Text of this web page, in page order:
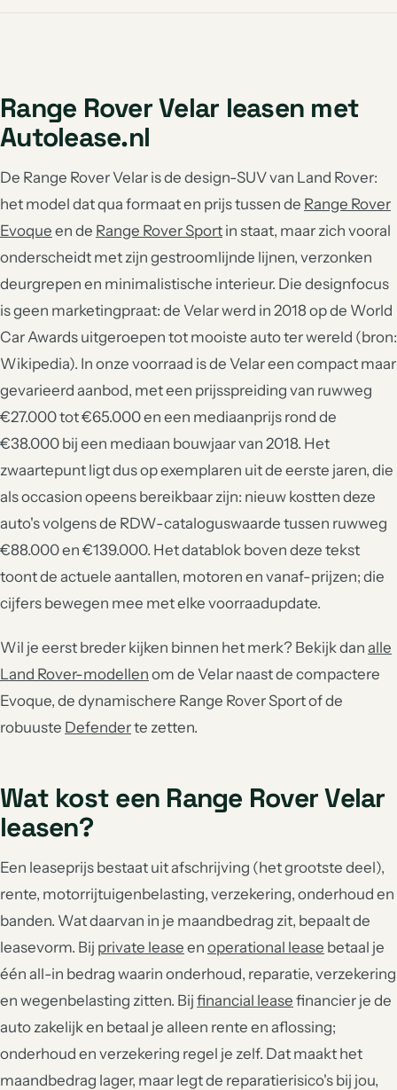
Range Rover Velar leasen met
Autolease.nl
De Range Rover Velar is de design-SUV van Land Rover:
het model dat qua formaat en prijs tussen de Range Rover
Evoque en de Range Rover Sport in staat, maar zich vooral
onderscheidt met zijn gestroomlijnde lijnen, verzonken
deurgrepen en minimalistische interieur. Die designfocus
is geen marketingpraat: de Velar werd in 2018 op de World
Car Awards uitgeroepen tot mooiste auto ter wereld (bron:
Wikipedia). In onze voorraad is de Velar een compact maar
gevarieerd aanbod, met een prijsspreiding van ruwweg
€27.000 tot €65.000 en een mediaanprijs rond de
€38.000 bij een mediaan bouwjaar van 2018. Het
zwaartepunt ligt dus op exemplaren uit de eerste jaren, die
als occasion opeens bereikbaar zijn: nieuw kostten deze
auto's volgens de RDW-cataloguswaarde tussen ruwweg
€88.000 en €139.000. Het datablok boven deze tekst
toont de actuele aantallen, motoren en vanaf-prijzen; die
cijfers bewegen mee met elke voorraadupdate.
Wil je eerst breder kijken binnen het merk? Bekijk dan alle
Land Rover-modellen om de Velar naast de compactere
Evoque, de dynamischere Range Rover Sport of de
robuuste Defenderte zetten.
Wat kost een Range Rover Velar
leasen?
Een leaseprijs bestaat uit afschrijving (het grootste deel),
rente, motorrijtuigenbelasting, verzekering, onderhoud en
banden. Wat daarvan in je maandbedrag zit, bepaalt de
leasevorm. Bij private lease en operational lease betaal je
één all-in bedrag waarin onderhoud, reparatie, verzekering
en wegenbelasting zitten. Bij financial lease financier je de
auto zakelijk en betaal je alleen rente en aflossing;
onderhoud en verzekering regel je zelf. Dat maakt het
maandbedrag lager, maar legt de reparatierisico's bij jou,